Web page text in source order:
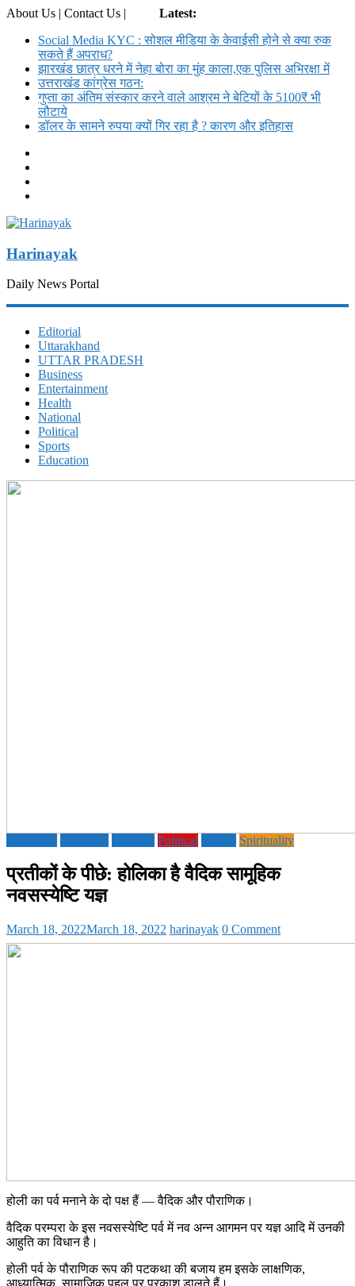
About Us | Contact Us |
Latest:
Social Media KYC : सोशल मीडिया के केवाईसी होने से क्या रुक
सकते हैं अपराध?
झारखंड छात्र धरने में नेहा बोरा का मुंह काला,एक पुलिस अभिरक्षा में
उत्तराखंड कांग्रेस गठन:
गुप्ता का अंतिम संस्कार करने वाले आश्रम ने बेटियों के 5100₹ भी
लौटाये
डॉलर के सामने रुपया क्यों गिर रहा है ? कारण और इतिहास
Harinayak
Daily News Portal
Editorial
Uttarakhand
UTTAR PRADESH
Business
Entertainment
Health
National
Political
Sports
Education
Political Spirituality
प्रतीकों के पीछे: होलिका है वैदिक सामूहिक
नवसस्येष्टि यज्ञ
March 18, 2022March 18, 2022 harinayak 0 Comment
होली का पर्व मनाने के दो पक्ष हैं — वैदिक और पौराणिक।
वैदिक परम्परा के इस नवसस्येष्टि पर्व में नव अन्न आगमन पर यज्ञ आदि में उनकी
आहुति का विधान है।
होली पर्व के पौराणिक रूप की पटकथा की बजाय हम इसके लाक्षणिक,
आध्यात्मिक, सामाजिक पहलू पर प्रकाश डालते हैं।